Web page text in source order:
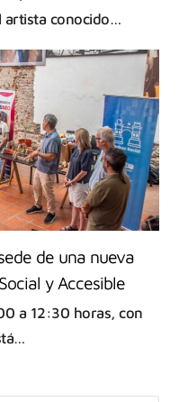
conocido…
de una nueva
y Accesible
a 12:30 horas, con